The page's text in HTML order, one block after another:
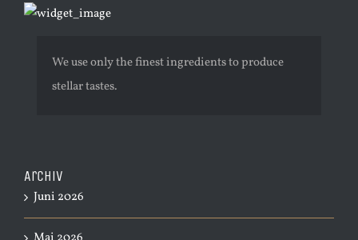
We use only the finest ingredients to produce
stellar tastes.
Archiv
Juni 2026